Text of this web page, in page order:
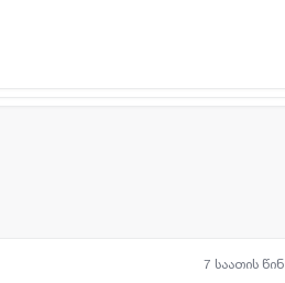
7 საათის წინ